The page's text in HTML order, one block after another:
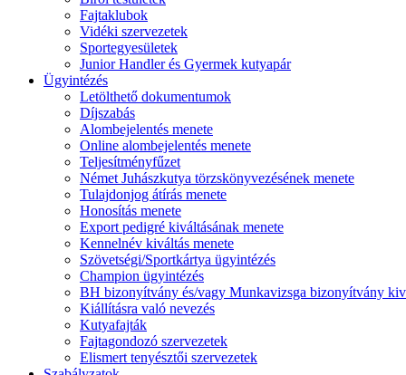
Fajtaklubok
Vidéki szervezetek
Sportegyesületek
Junior Handler és Gyermek kutyapár
Ügyintézés
Letölthető dokumentumok
Díjszabás
Alombejelentés menete
Online alombejelentés menete
Teljesítményfűzet
Német Juhászkutya törzskönyvezésének menete
Tulajdonjog átírás menete
Honosítás menete
Export pedigré kiváltásának menete
Kennelnév kiváltás menete
Szövetségi/Sportkártya ügyintézés
Champion ügyintézés
BH bizonyítvány és/vagy Munkavizsga bizonyítvány
Kiállításra való nevezés
Kutyafajták
Fajtagondozó szervezetek
Elismert tenyésztői szervezetek